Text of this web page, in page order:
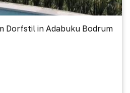
Dorfstil in Adabuku Bodrum